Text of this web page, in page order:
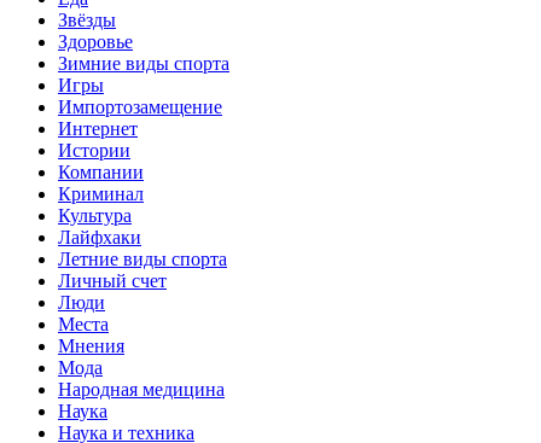
Звёзды
Здоровье
Зимние виды спорта
Игры
Импортозамещение
Интернет
Истории
Компании
Криминал
Культура
Лайфхаки
Летние виды спорта
Личный счет
Люди
Места
Мнения
Мода
Народная медицина
Наука
Наука и техника